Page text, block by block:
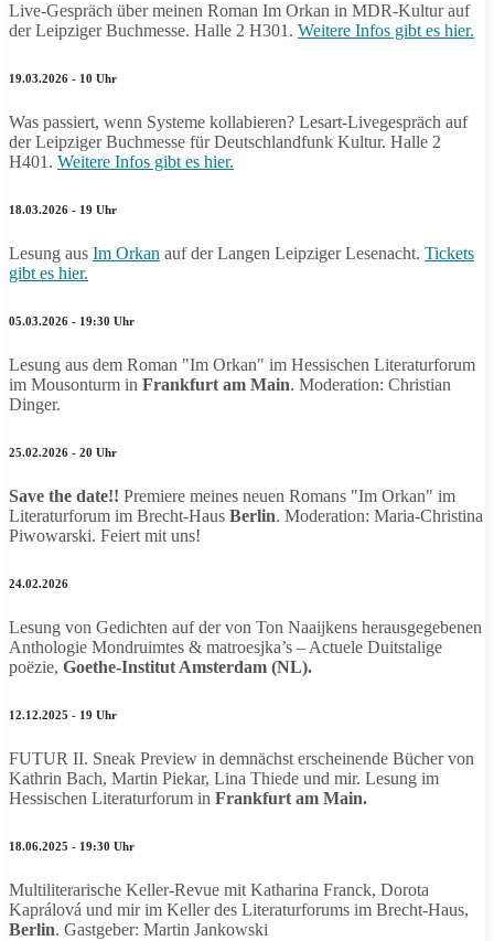
Live-Gespräch über meinen Roman Im Orkan in MDR-Kultur auf
der Leipziger Buchmesse. Halle 2 H301. Weitere Infos gibt es hier.
19.03.2026 - 10 Uhr
Was passiert, wenn Systeme kollabieren? Lesart-Livegespräch auf
der Leipziger Buchmesse für Deutschlandfunk Kultur. Halle 2
H401. Weitere Infos gibt es hier.
18.03.2026 - 19 Uhr
Lesung aus Im Orkan auf der Langen Leipziger Lesenacht. Tickets
gibt es hier.
05.03.2026 - 19:30 Uhr
Lesung aus dem Roman "Im Orkan" im Hessischen Literaturforum
im Mousonturm in Frankfurt am Main. Moderation: Christian
Dinger.
25.02.2026 - 20 Uhr
Save the date!! Premiere meines neuen Romans "Im Orkan" im
Literaturforum im Brecht-Haus Berlin. Moderation: Maria-Christina
Piwowarski. Feiert mit uns!
24.02.2026
Lesung von Gedichten auf der von Ton Naaijkens herausgegebenen
Anthologie Mondruimtes & matroesjka’s – Actuele Duitstalige
poëzie, Goethe-Institut Amsterdam (NL).
12.12.2025 - 19 Uhr
FUTUR II. Sneak Preview in demnächst erscheinende Bücher von
Kathrin Bach, Martin Piekar, Lina Thiede und mir. Lesung im
Hessischen Literaturforum in Frankfurt am Main.
18.06.2025 - 19:30 Uhr
Multiliterarische Keller-Revue mit Katharina Franck, Dorota
Kaprálová und mir im Keller des Literaturforums im Brecht-Haus,
Berlin. Gastgeber: Martin Jankowski